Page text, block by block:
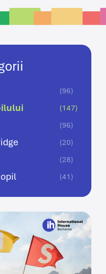
(96)
(147)
(96)
(20)
(28)
(41)